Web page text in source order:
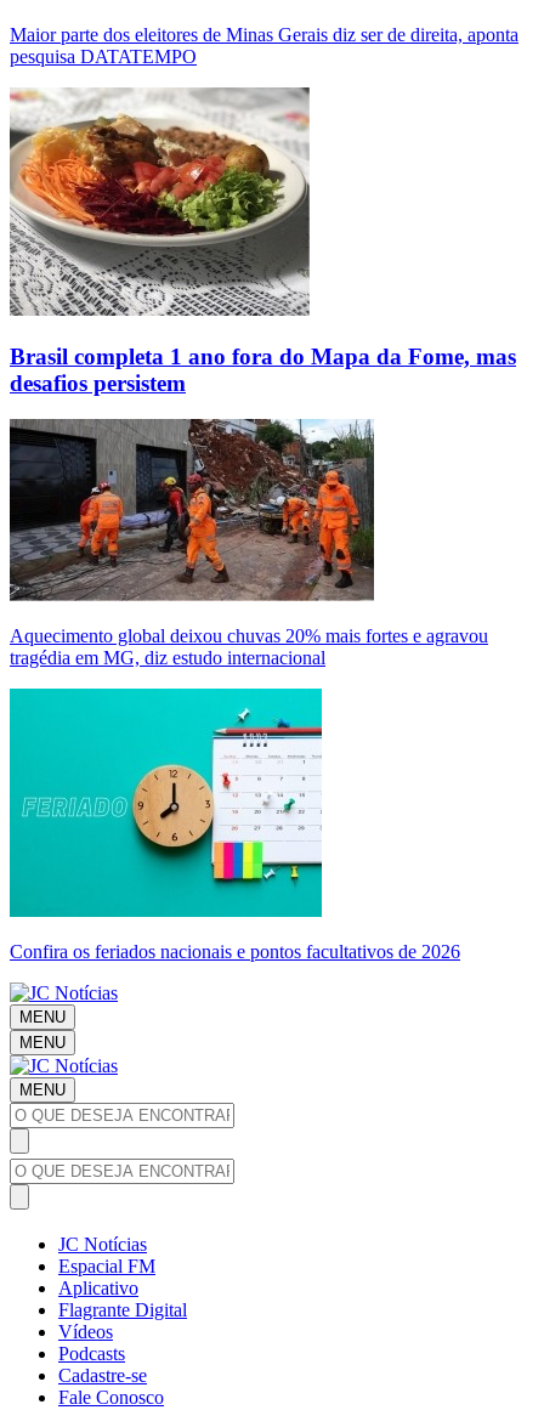
Maior parte dos eleitores de Minas Gerais diz ser de direita, aponta
pesquisa DATATEMPO
Brasil completa 1 ano fora do Mapa da Fome, mas
desafios persistem
Aquecimento global deixou chuvas 20% mais fortes e agravou
tragédia em MG, diz estudo internacional
Confira os feriados nacionais e pontos facultativos de 2026
MENU
MENU
MENU
JC Notícias
Espacial FM
Aplicativo
Flagrante Digital
Vídeos
Podcasts
Cadastre-se
Fale Conosco